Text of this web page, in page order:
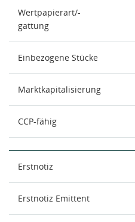
Wertpapierart/-
gattung
Einbezogene Stücke
Marktkapitalisierung
CCP-fähig
Erstnotiz
Erstnotiz Emittent